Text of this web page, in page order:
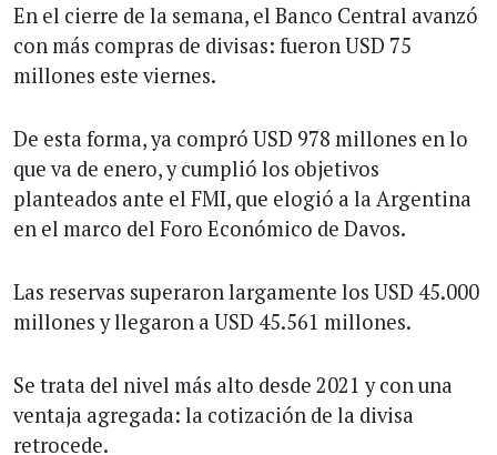
En el cierre de la semana, el Banco Central avanzó
con más compras de divisas: fueron USD 75
millones este viernes.
De esta forma, ya compró USD 978 millones en lo
que va de enero, y cumplió los objetivos
planteados ante el FMI, que elogió a la Argentina
en el marco del Foro Económico de Davos.
Las reservas superaron largamente los USD 45.000
millones y llegaron a USD 45.561 millones.
Se trata del nivel más alto desde 2021 y con una
ventaja agregada: la cotización de la divisa
retrocede.